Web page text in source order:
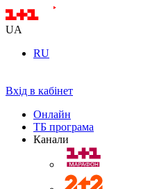
UA
RU
Вхід в кабінет
Онлайн
ТБ програма
Канали